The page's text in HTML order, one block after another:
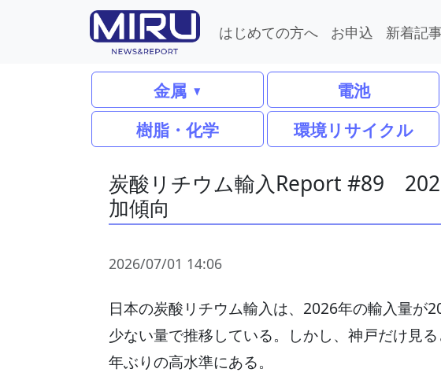
はじめての方へ お申込 新着記
金属 電池
樹脂・化学
環境リサイクル
炭酸リチウム輸入Report #89
加傾向
2026/07/01 14:06
日本の炭酸リチウム輸入は、2026年の輸入量が
少ない量で推移している。しかし、神戸だけ見
年ぶりの高水準にある。